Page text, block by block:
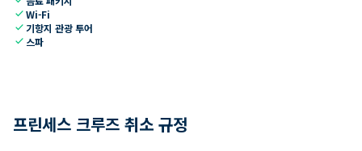
checkWi-Fi
check 기항지 관광 투어
check 스파
프린세스 크루즈 취소 규정